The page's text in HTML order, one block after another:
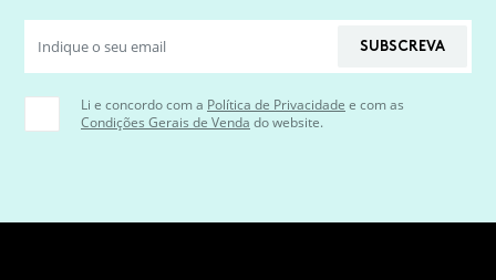
SUBSCREVA
Li e concordo com a Política de Privacidade e com as
Condições Gerais de Venda do website.